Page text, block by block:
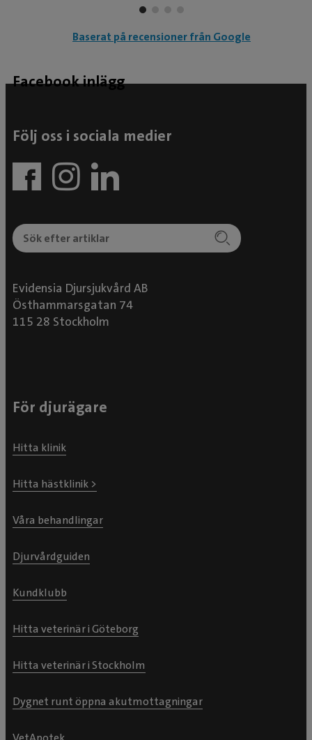
man mitbringen oder vor Ort erwerben. Für unseren
Kronen gekostet. Wir sind dennoch zufrieden, da wir
Baserat på recensioner från Google
Facebook inlägg
Följ oss i sociala medier
Evidensia Djursjukvård AB
Östhammarsgatan 74
115 28 Stockholm
För djurägare
Hitta klinik
Hitta hästklinik >
Våra behandlingar
Djurvårdguiden
Kundklubb
Hitta veterinär i Göteborg
Hitta veterinär i Stockholm
Dygnet runt öppna akutmottagningar